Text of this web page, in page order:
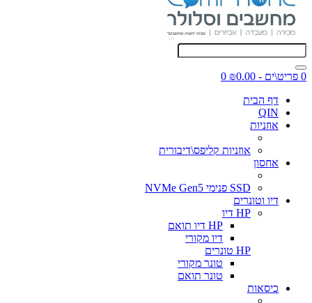
0 פריט\ים - ₪0.00
0
דף הבית
QIN
אוזניות
אוזניות קליפס\דיבורית
אחסון
SSD פנימי NVMe Gen5
דיו וטונרים
HP דיו
HP דיו תואם
דיו מקורי
HP טונרים
טונר מקורי
טונר תואם
כיסאות